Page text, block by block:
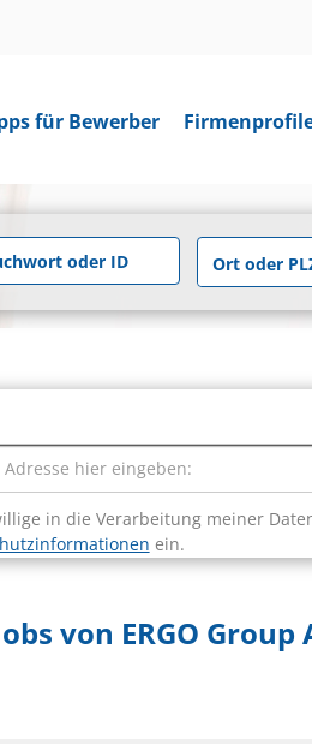
für Bewerber
in die Verarbeitung meiner
ein.
von ERGO Group